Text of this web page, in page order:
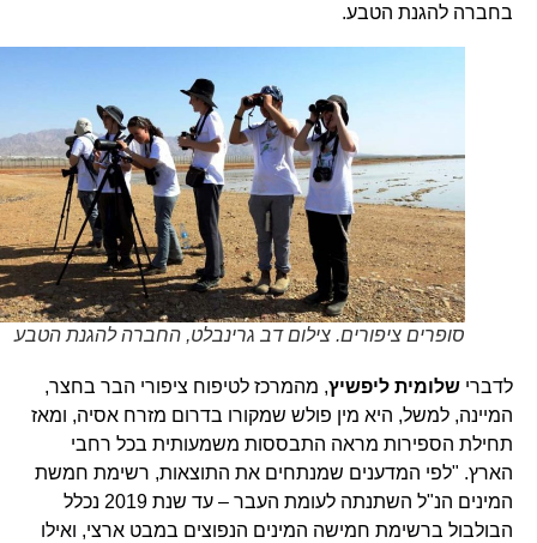
בחברה להגנת הטבע.
סופרים ציפורים. צילום דב גרינבלט, החברה להגנת הטבע
לדברישלומית ליפשיץ, מהמרכז לטיפוח ציפורי הבר בחצר,
המיינה, למשל, היא מין פולש שמקורו בדרום מזרח אסיה, ומאז
תחילת הספירות מראה התבססות משמעותית בכל רחבי
הארץ. "לפי המדענים שמנתחים את התוצאות, רשימת חמשת
המינים הנ"ל השתנתה לעומת העבר – עד שנת 2019 נכלל
הבולבול ברשימת חמישה המינים הנפוצים במבט ארצי, ואילו